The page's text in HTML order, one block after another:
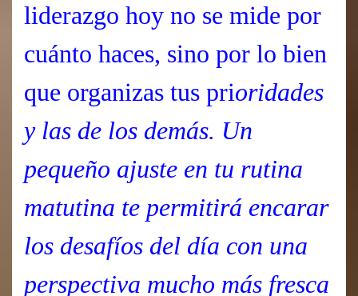
liderazgo hoy no se mide por
cuánto haces, sino por lo bien
que organizas tus prioridades
y las de los demás. Un
pequeño ajuste en tu rutina
matutina te permitirá encarar
los desafíos del día con una
perspectiva mucho más fresca